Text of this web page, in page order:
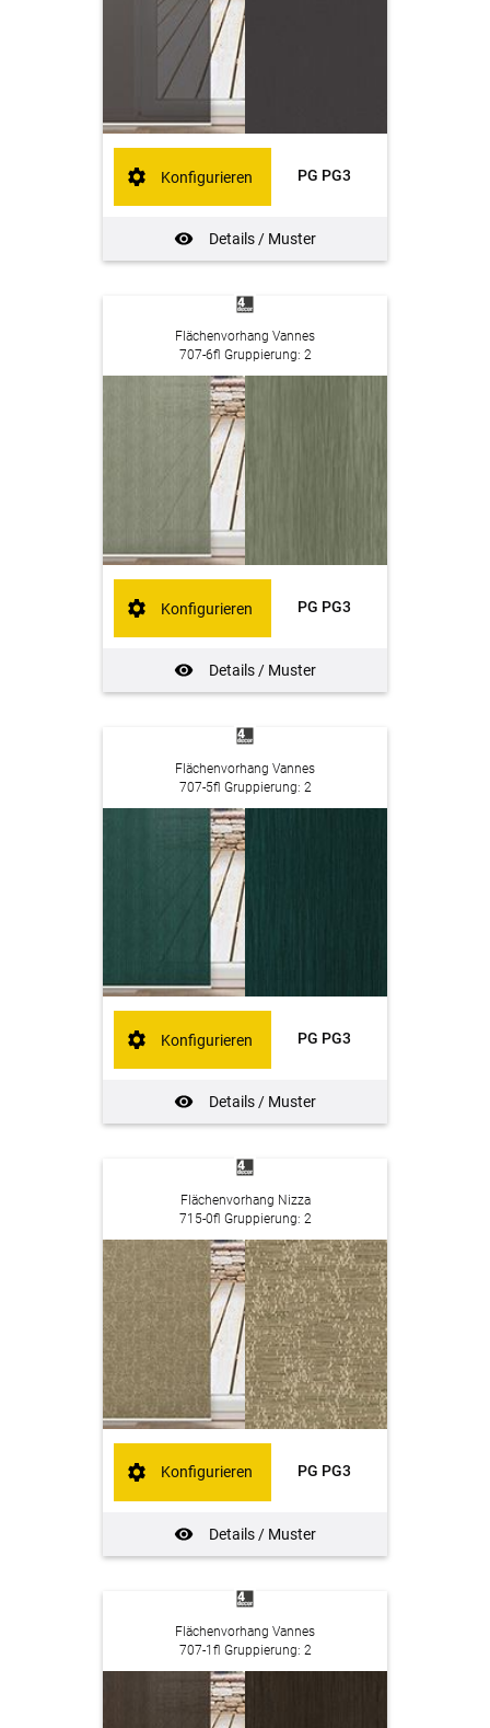
PG PG3
Details / Muster
Konfigurieren
Flächenvorhang Vannes
707-6fl Gruppierung: 2
PG PG3
Details / Muster
Konfigurieren
Flächenvorhang Vannes
707-5fl Gruppierung: 2
PG PG3
Details / Muster
Konfigurieren
Flächenvorhang Nizza
715-0fl Gruppierung: 2
PG PG3
Details / Muster
Konfigurieren
Flächenvorhang Vannes
707-1fl Gruppierung: 2